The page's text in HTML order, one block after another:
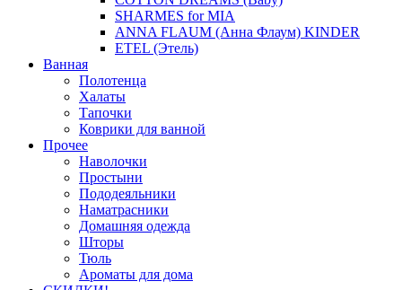
SHARMES for MIA
ANNA FLAUM (Анна Флаум) KINDER
ETEL (Этель)
Ванная
Полотенца
Халаты
Тапочки
Коврики для ванной
Прочее
Наволочки
Простыни
Пододеяльники
Наматрасники
Домашняя одежда
Шторы
Тюль
Ароматы для дома